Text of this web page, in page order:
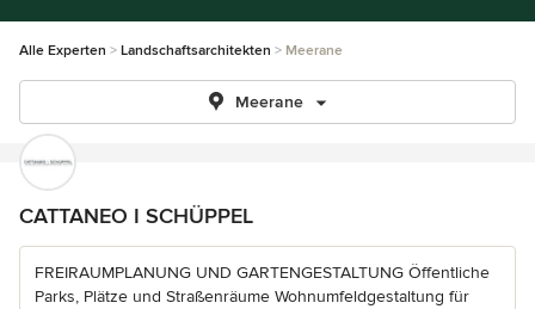
Alle Experten Landschaftsarchitekten Meerane
Meerane
CATTANEO I SCHÜPPEL
FREIRAUMPLANUNG UND GARTENGESTALTUNG Öffentliche
Parks, Plätze und Straßenräume Wohnumfeldgestaltung für